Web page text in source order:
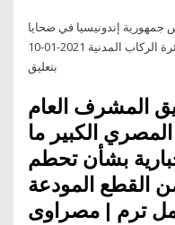
إندونيسيا في ضحايا
تحطم طائرة الركاب المدنية 2021-01-10T01:10:07.280+03:00 شارك
بتعليق
المشرف العام
الكبير ما
بشأن تحطم
القطع المودعة
ترم | مصراوى